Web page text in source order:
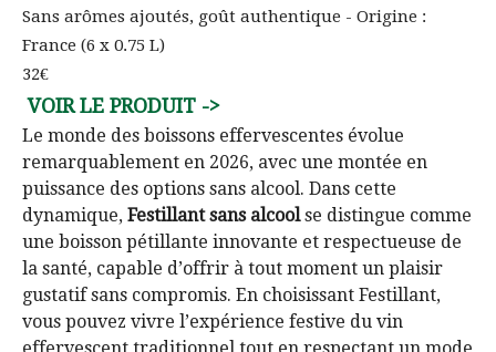
Sans arômes ajoutés, goût authentique - Origine :
France (6 x 0.75 L)
32€
Le monde des boissons effervescentes évolue
remarquablement en 2026, avec une montée en
puissance des options sans alcool. Dans cette
dynamique, Festillant sans alcoolse distingue comme
une boisson pétillante innovante et respectueuse de
la santé, capable d’offrir à tout moment un plaisir
gustatif sans compromis. En choisissant Festillant,
vous pouvez vivre l’expérience festive du vin